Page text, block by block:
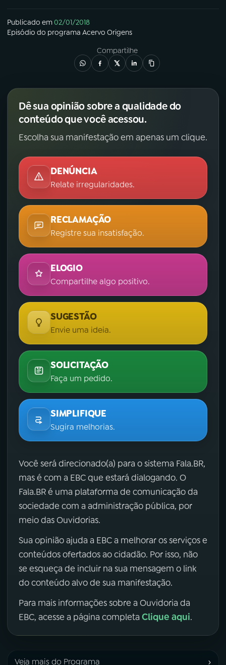
Publicado em02/01/2018
Episódio do programa Acervo Origens
Compartilhe
Dê sua opinião sobre a qualidade do
conteúdo que você acessou.
Escolha sua manifestação em apenas um clique.
DENÚNCIA
Relate irregularidades.
RECLAMAÇÃO
Registre sua insatisfação.
ELOGIO
Compartilhe algo positivo.
SUGESTÃO
Envie uma ideia.
SOLICITAÇÃO
Faça um pedido.
SIMPLIFIQUE
Sugira melhorias.
Você será direcionado(a) para o sistema Fala.BR,
mas é com a EBC que estará dialogando. O
Fala.BR é uma plataforma de comunicação da
sociedade com a administração pública, por
meio das Ouvidorias.
Sua opinião ajuda a EBC a melhorar os serviços e
conteúdos ofertados ao cidadão. Por isso, não
se esqueça de incluir na sua mensagem o link
do conteúdo alvo de sua manifestação.
Para mais informações sobre a Ouvidoria da
EBC, acesse a página completa Clique aqui.
Veja mais do Programa